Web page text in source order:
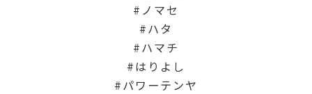
ノマセ
ハタ
ハマチ
はりよし
パワーテンヤ